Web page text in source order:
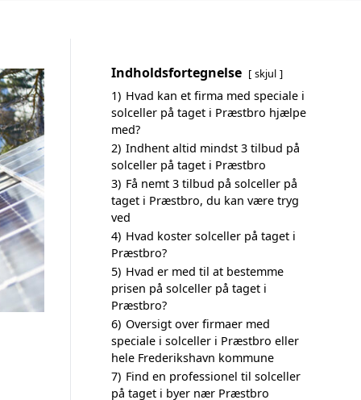
Indholdsfortegnelse skjul
1) Hvad kan et firma med speciale i
solceller på taget i Præstbro hjælpe
med?
2) Indhent altid mindst 3 tilbud på
solceller på taget i Præstbro
3) Få nemt 3 tilbud på solceller på
taget i Præstbro, du kan være tryg
ved
4) Hvad koster solceller på taget i
Præstbro?
5) Hvad er med til at bestemme
prisen på solceller på taget i
Præstbro?
6) Oversigt over firmaer med
speciale i solceller i Præstbro eller
hele Frederikshavn kommune
7) Find en professionel til solceller
på taget i byer nær Præstbro